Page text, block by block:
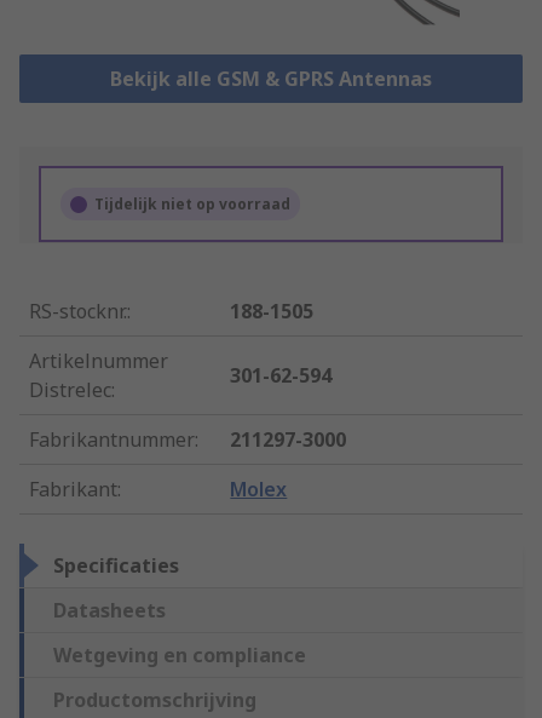
Bekijk alle GSM & GPRS Antennas
Tijdelijk niet op voorraad
RS-stocknr.:
188-1505
Artikelnummer
Distrelec:
301-62-594
Fabrikantnummer:
211297-3000
Fabrikant: Molex
Specificaties
Datasheets
Wetgeving en compliance
Productomschrijving